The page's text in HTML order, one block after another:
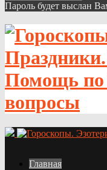
Пароль будет выслан
Помощь по
вопросы
Главная